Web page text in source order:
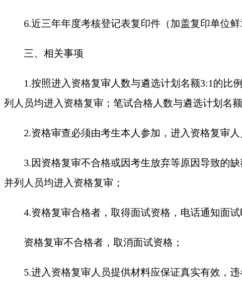
6.近三年年度考核登记表复印件（加盖复印单位鲜
三、相关事项
1.按照进入资格复审人数与遴选计划名额3:1的比
列人员均进入资格复审；笔试合格人数与遴选计划名
2.资格审查必须由考生本人参加，进入资格复审
3.因资格复审不合格或因考生放弃等原因导致的
并列人员均进入资格复审；
4.资格复审合格者，取得面试资格，电话通知面试
资格复审不合格者，取消面试资格；
5.进入资格复审人员提供材料应保证真实有效，违